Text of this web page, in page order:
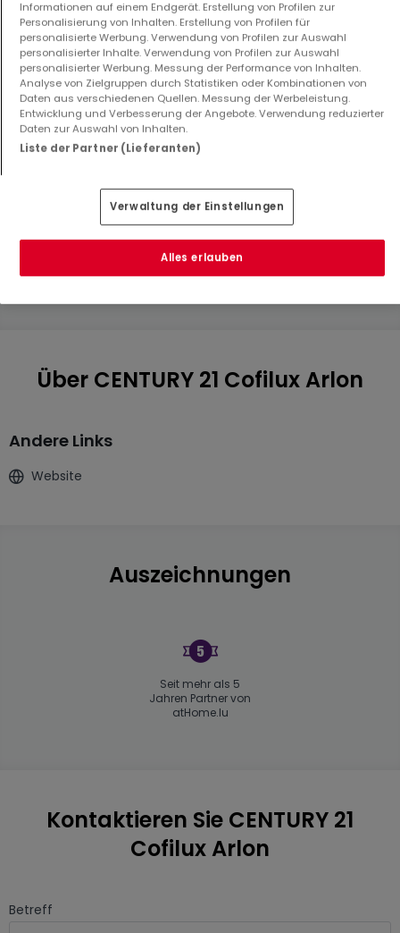
Wohnung
335.000 €
5 230 m²
Mehr Anzeigen ansehen
Über CENTURY 21 Cofilux Arlon
Andere Links
Website
Auszeichnungen
Seit mehr als 5
Jahren Partner von
atHome.lu
Kontaktieren Sie CENTURY 21
Cofilux Arlon
Betreff
Informationen auf einem Endgerät. Erstellung von Profilen zur
Personalisierung von Inhalten. Erstellung von Profilen für
personalisierte Werbung. Verwendung von Profilen zur Auswahl
personalisierter Inhalte. Verwendung von Profilen zur Auswahl
personalisierter Werbung. Messung der Performance von Inhalten.
Analyse von Zielgruppen durch Statistiken oder Kombinationen von
Daten aus verschiedenen Quellen. Messung der Werbeleistung.
Entwicklung und Verbesserung der Angebote. Verwendung reduzierter
Daten zur Auswahl von Inhalten.
Liste der Partner (Lieferanten)
Verwaltung der Einstellungen
Alles erlauben